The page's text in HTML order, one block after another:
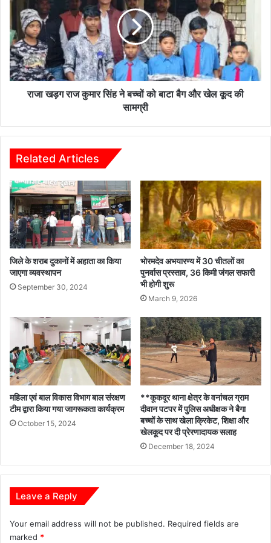
राज
कुमार
सिंह
ने
बच्चों
को
बाटा
सामग्री
राजा खड़ग राज कुमार सिंह ने बच्चों को बाटा बैग और खेल कूद की
सामग्री
Related Articles
जिले के शराब दुकानों में अहाता का किया
जाएगा व्यवस्थापन
September 30, 2024
भोरमदेव अभयारण्य में 30 चीतलों का
पुनर्वास प्रस्ताव, 36 किमी जंगल सफारी
भी होगी शुरू
March 9, 2026
महिला एवं बाल विकास विभाग बाल संरक्षण
टीम द्वारा किया गया जागरूकता कार्यक्रम
October 15, 2024
**कूकदूर थाना क्षेत्र के वनांचल ग्राम
दीवान पटपर में पुलिस अधीक्षक ने बैगा
बच्चों के साथ खेला क्रिकेट, शिक्षा और
खेलकूद पर दी प्रेरणादायक सलाह
December 18, 2024
Leave a Reply
Your email address will not be published. Required fields are
marked *